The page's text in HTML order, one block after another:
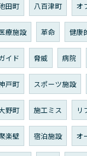
田町 八百津町 オ
療施設 革命 健康
イド 脅威 病院
戸町 スポーツ施設
野町 施工ミス リ
楽壁 宿泊施設 オ